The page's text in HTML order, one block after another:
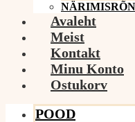
Avaleht
Meist
Kontakt
Minu Konto
Ostukorv
POOD